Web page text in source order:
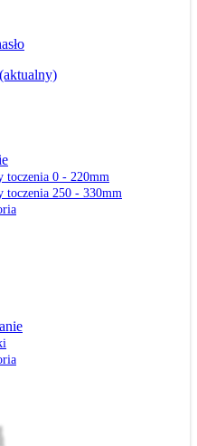
(aktualny)
toczenia 0 - 220mm
toczenia 250 - 330mm